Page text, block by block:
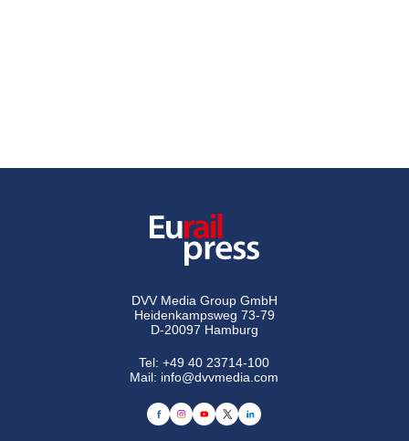
DVV Media Group GmbH
Heidenkampsweg 73-79
D-20097 Hamburg
Tel:+49 40 23714-100
Mail: info@dvvmedia.com